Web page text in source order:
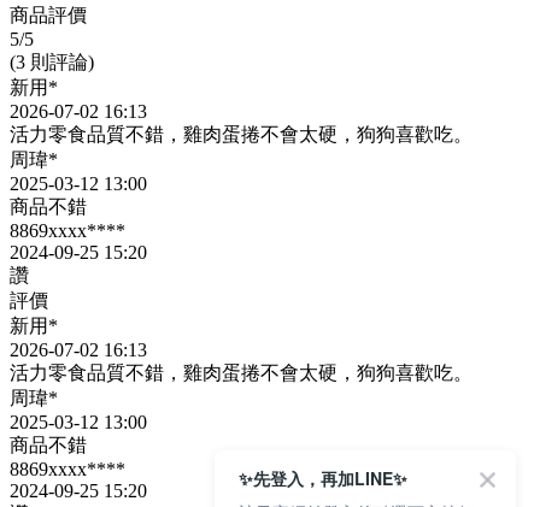
商品評價
5/5
(3 則評論)
新用*
2026-07-02 16:13
活力零食品質不錯，雞肉蛋捲不會太硬，狗狗喜歡吃。
周瑋*
2025-03-12 13:00
商品不錯
8869xxxx****
2024-09-25 15:20
讚
評價
新用*
2026-07-02 16:13
活力零食品質不錯，雞肉蛋捲不會太硬，狗狗喜歡吃。
周瑋*
2025-03-12 13:00
商品不錯
8869xxxx****
2024-09-25 15:20
✨先登入，再加LINE✨